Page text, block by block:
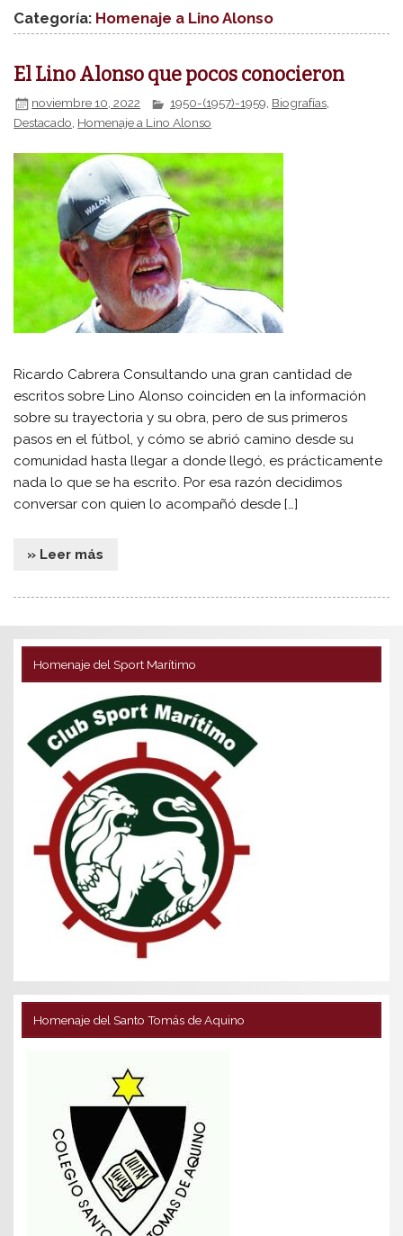
Categoría: Homenaje a Lino Alonso
El Lino Alonso que pocos conocieron
noviembre 10, 2022 1950-(1957)-1959, Biografías,
Destacado Homenaje a Lino Alonso
Ricardo Cabrera Consultando una gran cantidad de
escritos sobre Lino Alonso coinciden en la información
sobre su trayectoria y su obra, pero de sus primeros
pasos en el fútbol, y cómo se abrió camino desde su
comunidad hasta llegar a donde llegó, es prácticamente
nada lo que se ha escrito. Por esa razón decidimos
conversar con quien lo acompañó desde […]
» Leer más
Homenaje del Sport Marítimo
Homenaje del Santo Tomás de Aquino